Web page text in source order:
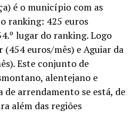
é o município com as
ranking: 425 euros
lugar do ranking. Logo
(454 euros/mês) e Aguiar da
Este conjunto de
alentejano e
de arrendamento se está, de
além das regiões